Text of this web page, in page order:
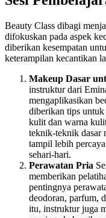
Beauty Class dibagi
difokuskan pada aspek
diberikan kesempatan
keterampilan kecantikan
Makeup Dasar
instruktur dari
mengaplikasikan
diberikan tips
kulit dan warna
teknik-teknik dasar
tampil lebih
sehari-hari.
Perawatan Pria
memberikan
pentingnya
deodoran, parfum,
itu, instruktur juga